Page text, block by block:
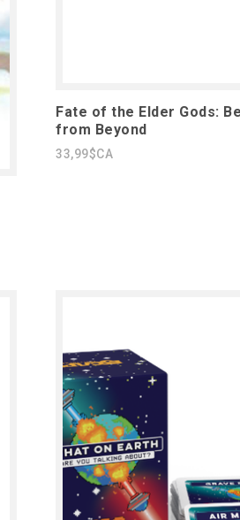
Fate of the Elder Gods:
from Beyond
33,99$CA